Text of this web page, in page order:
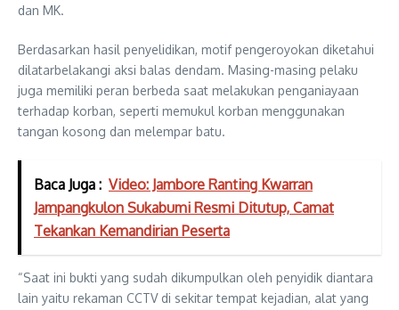
dan MK.
Berdasarkan hasil penyelidikan, motif pengeroyokan diketahui
dilatarbelakangi aksi balas dendam. Masing-masing pelaku
juga memiliki peran berbeda saat melakukan penganiayaan
terhadap korban, seperti memukul korban menggunakan
tangan kosong dan melempar batu.
Baca Juga : Video: Jambore Ranting Kwarran
Jampangkulon Sukabumi Resmi Ditutup, Camat
Tekankan Kemandirian Peserta
“Saat ini bukti yang sudah dikumpulkan oleh penyidik diantara
lain yaitu rekaman CCTV di sekitar tempat kejadian, alat yang